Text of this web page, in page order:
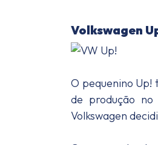
Volkswagen
O pequenino Up!
de produção no
Volkswagen